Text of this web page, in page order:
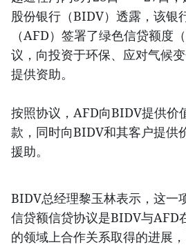
股份银行（BIDV）透露，该银
（AFD）签署了绿色信贷额度
议，向投资于环保、应对气候
提供资助。
按照协议，AFD向BIDV提供价
款，同时向BIDV和其客户提供
援助。
BIDV总经理黎玉林表示，这一
信贷额信贷协议是BIDV与AFD
的领域上合作关系取得的进展